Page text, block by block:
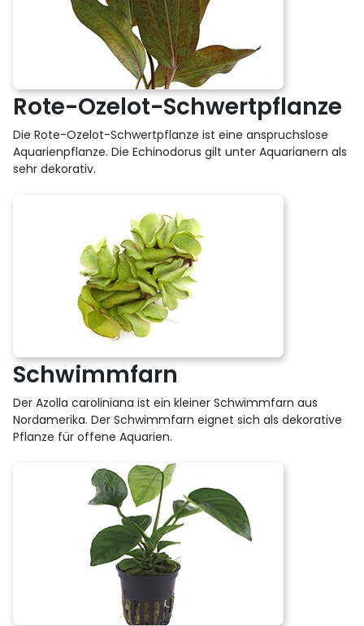
Rote-Ozelot-Schwertpflanze
Die Rote-Ozelot-Schwertpflanze ist eine anspruchslose
Aquarienpflanze. Die Echinodorus gilt unter Aquarianern als
sehr dekorativ.
Schwimmfarn
Der Azolla caroliniana ist ein kleiner Schwimmfarn aus
Nordamerika. Der Schwimmfarn eignet sich als dekorative
Pflanze für offene Aquarien.